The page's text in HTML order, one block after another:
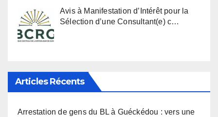
Avis à Manifestation d’Intérêt pour la
Sélection d’une Consultant(e) c…
Articles Récents
Arrestation de gens du BL à Guéckédou : vers une